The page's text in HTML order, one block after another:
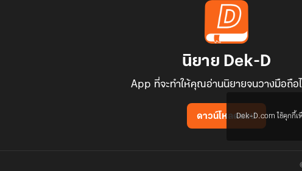
นิยาย Dek-D
App ที่จะทำให้คุณอ่านนิยายจนวางมือถือ
ดาวน์โหลดแอปDek-D.com ใช้คุกกี้